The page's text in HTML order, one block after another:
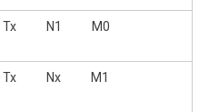
Tx N1 M0
Tx Nx M1